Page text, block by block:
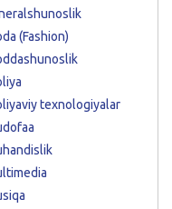
(Fashion)
texnologiyalar